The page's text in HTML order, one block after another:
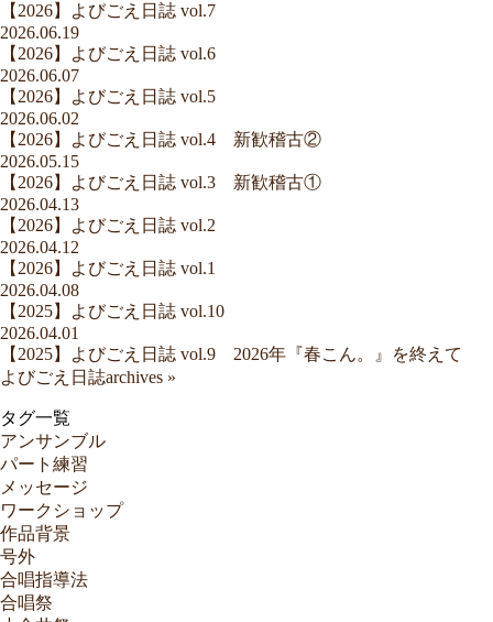
【2026】よびごえ日誌 vol.7
2026.06.19
【2026】よびごえ日誌 vol.6
2026.06.07
【2026】よびごえ日誌 vol.5
2026.06.02
【2026】よびごえ日誌 vol.4 新歓稽古②
2026.05.15
【2026】よびごえ日誌 vol.3 新歓稽古①
2026.04.13
【2026】よびごえ日誌 vol.2
2026.04.12
【2026】よびごえ日誌 vol.1
2026.04.08
【2025】よびごえ日誌 vol.10
2026.04.01
【2025】よびごえ日誌 vol.9 2026年『春こん。』を終えて
よびごえ日誌archives »
タグ一覧
アンサンブル
パート練習
メッセージ
ワークショップ
作品背景
号外
合唱指導法
合唱祭